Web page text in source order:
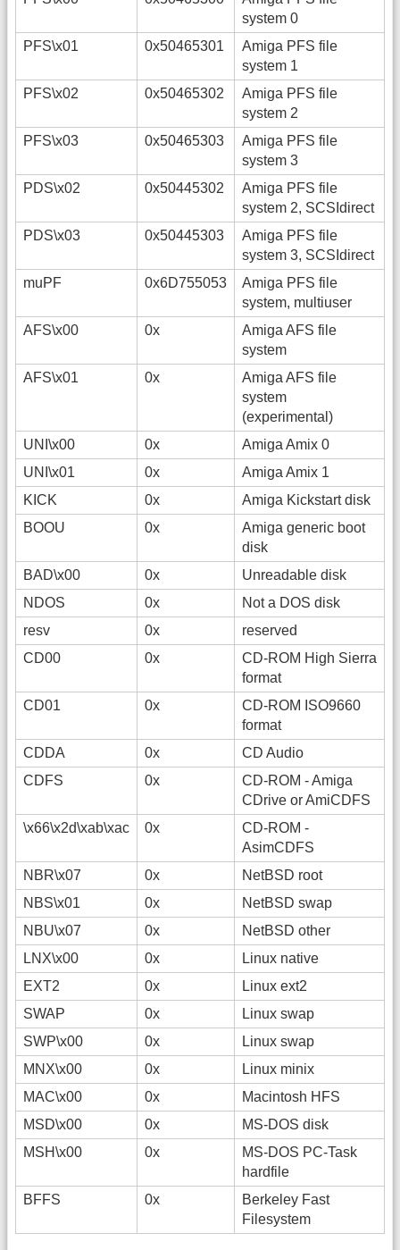
system 0
PFS\x01
0x50465301
Amiga PFS file
system 1
PFS\x02
0x50465302
Amiga PFS file
system 2
PFS\x03
0x50465303
Amiga PFS file
system 3
PDS\x02
0x50445302
Amiga PFS file
system 2, SCSIdirect
PDS\x03
0x50445303
Amiga PFS file
system 3, SCSIdirect
muPF
0x6D755053
Amiga PFS file
system, multiuser
AFS\x00
0x
Amiga AFS file
system
AFS\x01
0x
Amiga AFS file
system
(experimental)
UNI\x00
0x
Amiga Amix 0
UNI\x01
0x
Amiga Amix 1
KICK
0x
Amiga Kickstart disk
BOOU
0x
Amiga generic boot
disk
BAD\x00
0x
Unreadable disk
NDOS
0x
Not a DOS disk
resv
0x
reserved
CD00
0x
CD-ROM High Sierra
format
CD01
0x
CD-ROM ISO9660
format
CDDA
0x
CD Audio
CDFS
0x
CD-ROM - Amiga
CDrive or AmiCDFS
\x66\x2d\xab\xac
0x
CD-ROM -
AsimCDFS
NBR\x07
0x
NetBSD root
NBS\x01
0x
NetBSD swap
NBU\x07
0x
NetBSD other
LNX\x00
0x
Linux native
EXT2
0x
Linux ext2
SWAP
0x
Linux swap
SWP\x00
0x
Linux swap
MNX\x00
0x
Linux minix
MAC\x00
0x
Macintosh HFS
MSD\x00
0x
MS-DOS disk
MSH\x00
0x
MS-DOS PC-Task
hardfile
BFFS
0x
Berkeley Fast
Filesystem